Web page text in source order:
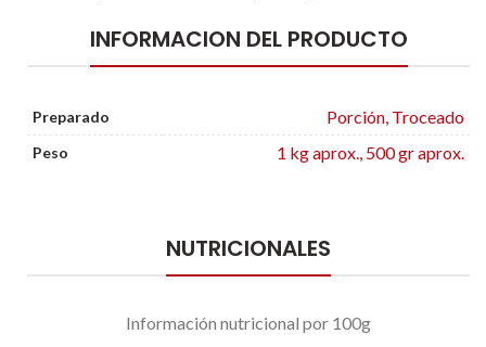
INFORMACION DEL PRODUCTO
Preparado Porción, Troceado
Peso 1 kg aprox., 500 gr aprox.
NUTRICIONALES
Información nutricional por 100g